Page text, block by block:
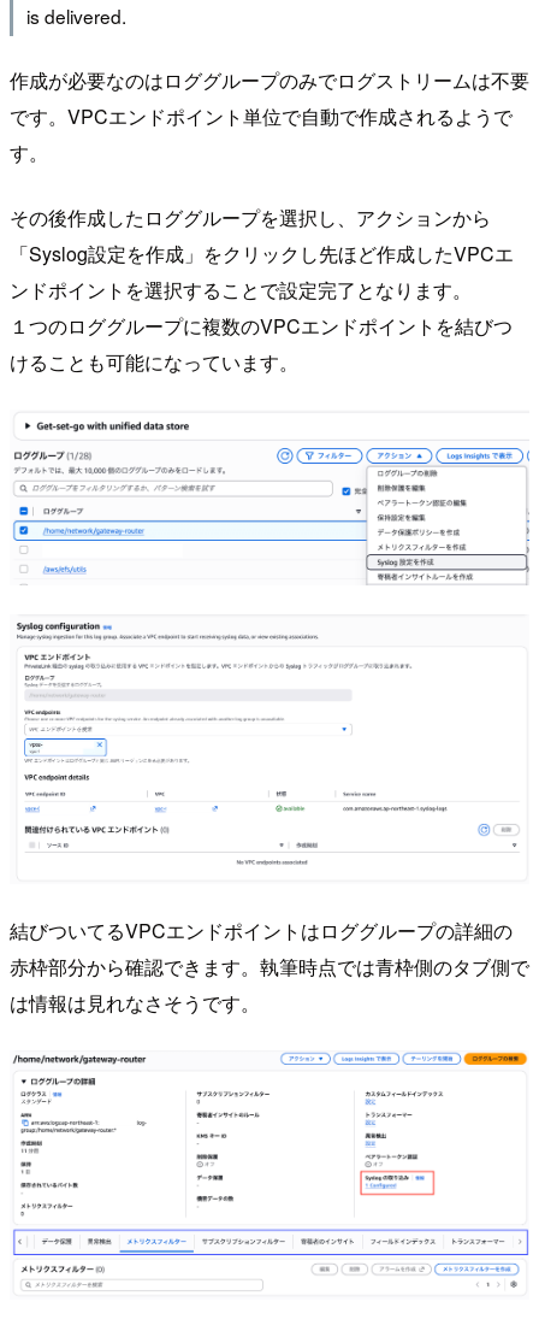
is delivered.
作成が必要なのはロググループのみでログストリームは不要
です。VPCエンドポイント単位で自動で作成されるようで
す。
その後作成したロググループを選択し、アクションから
「Syslog設定を作成」をクリックし先ほど作成したVPCエ
ンドポイントを選択することで設定完了となります。
１つのロググループに複数のVPCエンドポイントを結びつ
けることも可能になっています。
結びついてるVPCエンドポイントはロググループの詳細の
赤枠部分から確認できます。執筆時点では青枠側のタブ側で
は情報は見れなさそうです。